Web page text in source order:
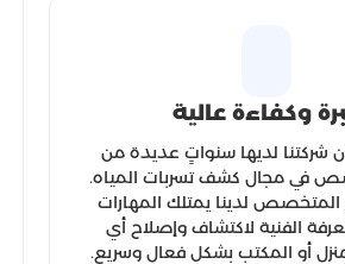
وكفاءة عالية
شركتنا لديها سنواتٍ عديدة من
في مجال كشف تسربات المياه.
لدينا يمتلك المهارات
الفنية لاكتشاف وإصلاح أي
أو المكتب بشكل فعال وسريع.